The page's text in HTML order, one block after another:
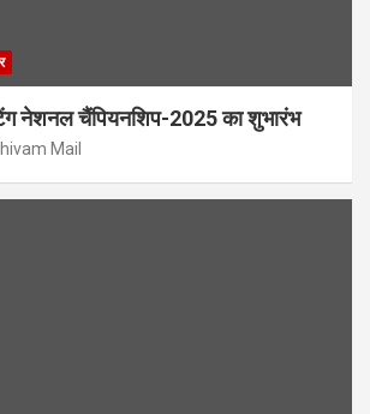
नेशनल चैंपियनशिप-2025 का शुभारंभ
Mail